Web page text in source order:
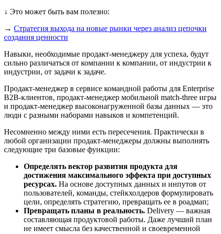
↓ Это может быть вам полезно:
→ Стратегия выхода на новые рынки через анализ цепочки
создания ценности
Навыки, необходимые продакт-менеджеру для успеха, будут
сильно различаться от компании к компании, от индустрии к
индустрии, от задачи к задаче.
Продакт-менеджер в сервисе командной работы для Enterprise
B2B-клиентов, продакт-менеджер мобильной match-three игры
и продакт-менеджер высоконагруженной базы данных — это
люди с разными наборами навыков и компетенций.
Несомненно между ними есть пересечения. Практически в
любой организации продакт-менеджеры должны выполнять
следующие три базовые функции:
Определять вектор развития продукта для
достижения максимального эффекта при доступных
ресурсах. На основе доступных данных и инпутов от
пользователей, команды, стейкхолдеров формулировать
цели, определять стратегию, превращать ее в роадмап;
Превращать планы в реальность. Delivery — важная
составляющая продуктовой работы. Даже лучший план
не имеет смысла без качественной и своевременной